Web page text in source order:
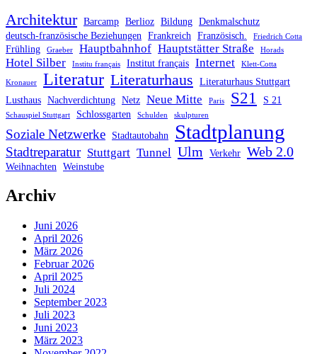
Architektur Barcamp Berlioz Bildung Denkmalschutz
deutsch-französische Beziehungen
Frankreich Französisch. Friedrich Cotta
Frühling Graeber Hauptbahnhof Hauptstätter Straße Horads
Hotel Silber Institu français Institut français Internet Klett-Cotta
Kronauer Literatur Literaturhaus
Literaturhaus Stuttgart
Lusthaus Nachverdichtung Netz Neue Mitte Paris S21 S 21
Schauspiel Stuttgart Schlossgarten Schulden skulpturen
Soziale Netzwerke Stadtautobahn Stadtplanung
Stadtreparatur Stuttgart Tunnel Ulm Verkehr Web 2.0
Weihnachten Weinstube
Archiv
Juni 2026
April 2026
März 2026
Februar 2026
April 2025
Juli 2024
September 2023
Juli 2023
Juni 2023
März 2023